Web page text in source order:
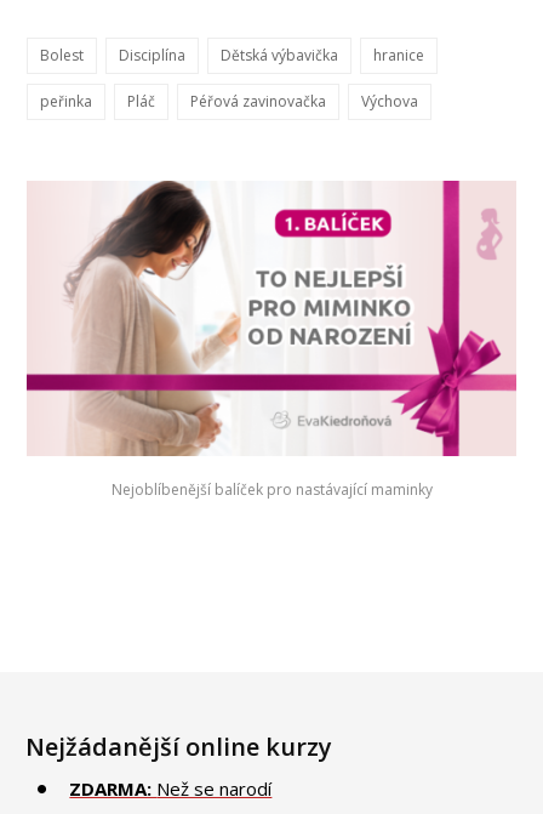
Bolest Disciplína Dětská výbavička hranice
peřinka Pláč Péřová zavinovačka Výchova
Nejoblíbenější balíček pro nastávající maminky
Nejžádanější online kurzy
ZDARMA: Než se narodí